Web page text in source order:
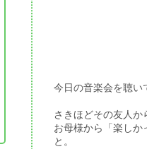
今日の音楽会を聴い
さきほどその友人か
お母様から「楽しか
と。